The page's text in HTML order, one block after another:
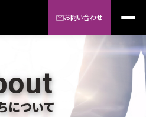
お問い合わせ
について